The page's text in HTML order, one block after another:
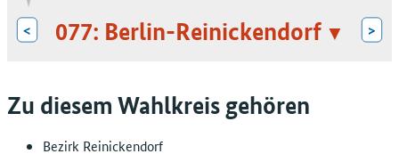
< 077: Berlin-Reinickendorf >
Zu diesem Wahlkreis gehören
Bezirk Reinickendorf